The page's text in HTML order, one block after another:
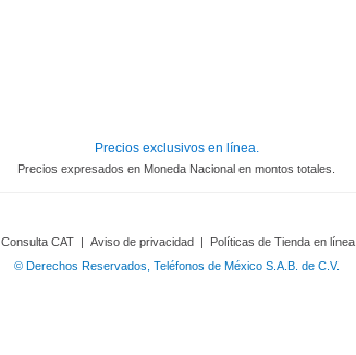
Precios exclusivos en línea.
Precios expresados en Moneda Nacional en montos totales.
Consulta CAT | Aviso de privacidad | Políticas de Tienda en línea
© Derechos Reservados, Teléfonos de México S.A.B. de C.V.